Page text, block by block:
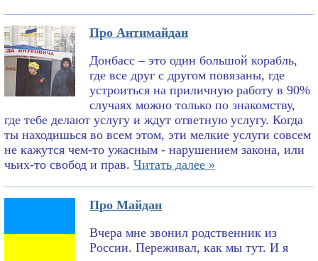
Про Антимайдан
Донбасс – это один большой корабль,
где все друг с другом повязаны, где
устроиться на приличную работу в 90%
случаях можно только по знакомству,
где тебе делают услугу и ждут ответную услугу. Когда
ты находишься во всем этом, эти мелкие услуги совсем
не кажутся чем-то ужасным - нарушением закона, или
чьих-то свобод и прав. Читать далее »
Про Майдан
Вчера мне звонил родственник из
России. Переживал, как мы тут. И я